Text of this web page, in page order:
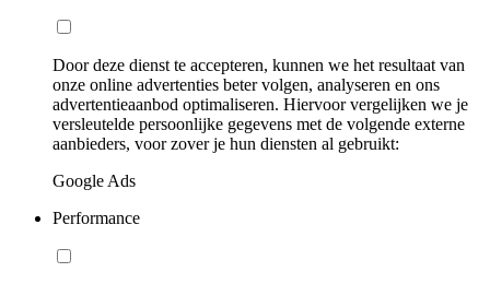
Door deze dienst te accepteren, kunnen we het resultaat van
onze online advertenties beter volgen, analyseren en ons
advertentieaanbod optimaliseren. Hiervoor vergelijken we je
versleutelde persoonlijke gegevens met de volgende externe
aanbieders, voor zover je hun diensten al gebruikt:
Google Ads
Performance